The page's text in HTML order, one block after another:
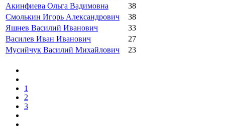
Акинфиева Ольга Вадимовна
38
Смолькин Игорь Александрович
38
Яшнев Василий Иванович
33
Василев Иван Иванович
27
Мусийчук Василий Михайлович
23
1
2
3